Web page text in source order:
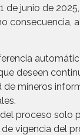
de junio de
consecuencia,
deseen
de mineros
proceso solo
vigencia del